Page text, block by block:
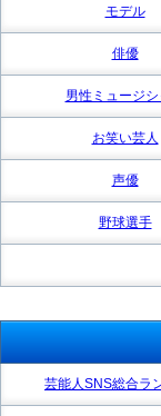
モデル
俳優
男性ミュージシ
お笑い芸人
声優
野球選手
芸能人SNS総合ラ